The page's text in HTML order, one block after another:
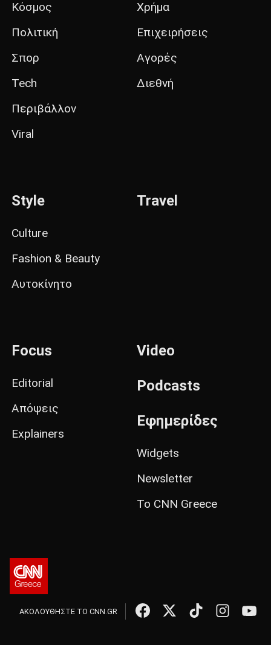
Κόσμος
Πολιτική
Σπορ
Tech
Περιβάλλον
Viral
Χρήμα
Επιχειρήσεις
Αγορές
Διεθνή
Style
Culture
Fashion & Beauty
Αυτοκίνητο
Travel
Focus
Editorial
Απόψεις
Explainers
Video
Podcasts
Εφημερίδες
Widgets
Newsletter
Το CNN Greece
ΑΚΟΛΟΥΘΗΣΤΕ ΤΟ CNN.GR